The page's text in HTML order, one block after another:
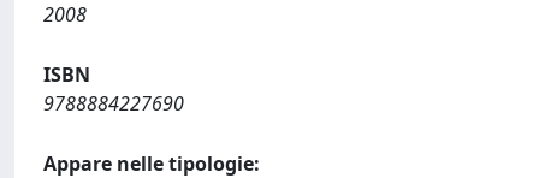
2008
ISBN
9788884227690
Appare nelle tipologie: